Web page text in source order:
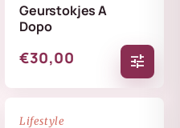
Geurstokjes A
Dopo
€30,00 tune
NIEUW
Lifestyle